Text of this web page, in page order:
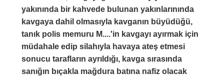
yakınında bir kahvede bulunan yakınlarınında
kavgaya dahil olmasıyla kavganın büyüdüğü,
tanık polis memuru M....'in kavgayı ayırmak için
müdahale edip silahıyla havaya ateş etmesi
sonucu tarafların ayrıldığı, kavga sırasında
sanığın bıçakla mağdura batına nafiz olacak